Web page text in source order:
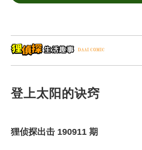
登上太阳的诀窍
狸侦探出击 190911 期